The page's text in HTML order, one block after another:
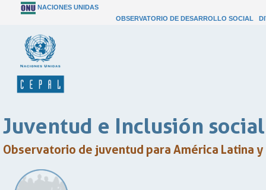
NACIONES UNIDAS
OBSERVATORIO DE DESARROLLO SOCIAL
Juventud e Inclusión social
Observatorio de juventud para América Latina